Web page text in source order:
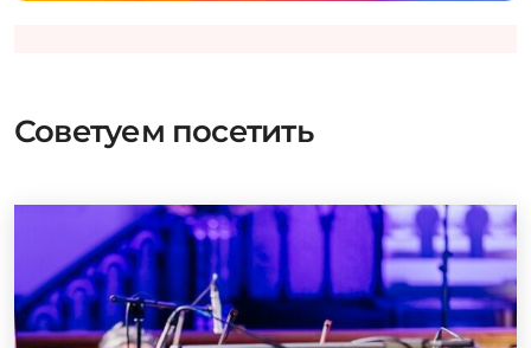
Советуем посетить